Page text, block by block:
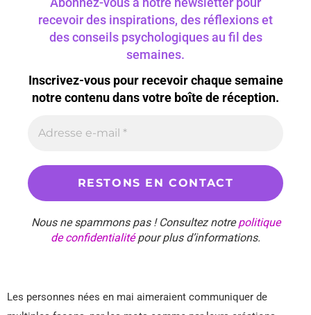
recevoir des inspirations, des réflexions et
des conseils psychologiques au fil des
semaines.
Inscrivez-vous pour recevoir chaque semaine
notre contenu dans votre boîte de réception.
Nous ne spammons pas ! Consultez notrepolitique
de confidentialitépour plus d’informations.
Les personnes nées en mai aimeraient communiquer de